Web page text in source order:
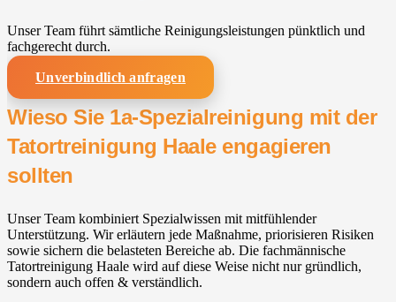
Unser Team führt sämtliche Reinigungsleistungen pünktlich und
fachgerecht durch.
Unverbindlich anfragen
Wieso Sie 1a-Spezialreinigung mit der
Tatortreinigung Haale engagieren
sollten
Unser Team kombiniert Spezialwissen mit mitfühlender
Unterstützung. Wir erläutern jede Maßnahme, priorisieren Risiken
sowie sichern die belasteten Bereiche ab. Die fachmännische
Tatortreinigung Haale wird auf diese Weise nicht nur gründlich,
sondern auch offen & verständlich.